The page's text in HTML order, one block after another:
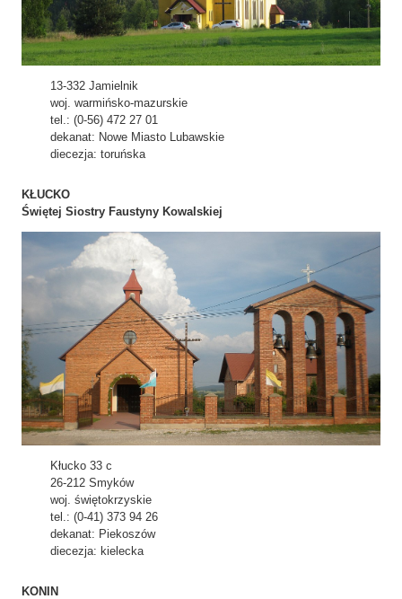
13-332 Jamielnik
woj. warmińsko-mazurskie
tel.: (0-56) 472 27 01
dekanat: Nowe Miasto Lubawskie
diecezja: toruńska
KŁUCKO
Świętej Siostry Faustyny Kowalskiej
Kłucko 33 c
26-212 Smyków
woj. świętokrzyskie
tel.: (0-41) 373 94 26
dekanat: Piekoszów
diecezja: kielecka
KONIN